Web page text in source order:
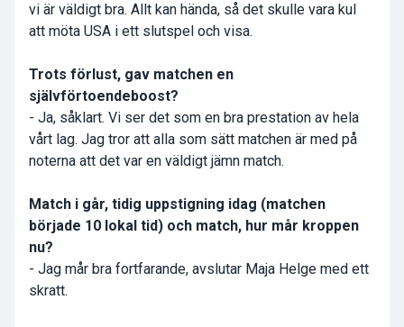
vi är väldigt bra. Allt kan hända, så det skulle vara kul
att möta USA i ett slutspel och visa.
Trots förlust, gav matchen en
självförtoendeboost?
- Ja, såklart. Vi ser det som en bra prestation av hela
vårt lag. Jag tror att alla som sätt matchen är med på
noterna att det var en väldigt jämn match.
Match i går, tidig uppstigning idag (matchen
började 10 lokal tid) och match, hur mår kroppen
nu?
- Jag mår bra fortfarande, avslutar Maja Helge med ett
skratt.